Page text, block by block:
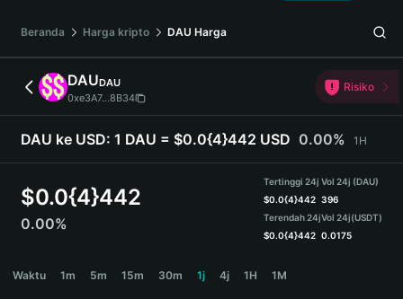
Français
Deutsch
简体中文
繁體中文
Português (Portugal)
Bahasa Indonesia
ภาษาไทย
Español
Español (Argentina)
Beranda Harga kripto DAU Harga
DAUDAU
0xe3A7...8B34
Risiko
DAU ke USD: 1 DAU = $0.0{4}442 USD 0.00% 1H
$0.0{4}442
0.00%
Tertinggi 24j
$0.0{4}442
Terendah 24j
$0.0{4}442
Vol 24j (DAU)
396
Vol 24j(USDT)
0.0175
Waktu 1m 5m 15m 30m 1j 4j 1H 1M